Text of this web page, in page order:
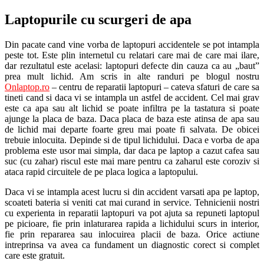
Laptopurile cu scurgeri de apa
Din pacate cand vine vorba de laptopuri accidentele se pot intampla
peste tot. Este plin internetul cu relatari care mai de care mai ilare,
dar rezultatul este acelasi: laptopuri defecte din cauza ca au „baut”
prea mult lichid. Am scris in alte randuri pe blogul nostru
Onlaptop.ro – centru de reparatii laptopuri – cateva sfaturi de care sa
tineti cand si daca vi se intampla un astfel de accident. Cel mai grav
este ca apa sau alt lichid se poate infiltra pe la tastatura si poate
ajunge la placa de baza. Daca placa de baza este atinsa de apa sau
de lichid mai departe foarte greu mai poate fi salvata. De obicei
trebuie inlocuita. Depinde si de tipul lichidului. Daca e vorba de apa
problema este usor mai simpla, dar daca pe laptop a cazut cafea sau
suc (cu zahar) riscul este mai mare pentru ca zaharul este coroziv si
ataca rapid circuitele de pe placa logica a laptopului.
Daca vi se intampla acest lucru si din accident varsati apa pe laptop,
scoateti bateria si veniti cat mai curand in service. Tehnicienii nostri
cu experienta in reparatii laptopuri va pot ajuta sa repuneti laptopul
pe picioare, fie prin inlaturarea rapida a lichidului scurs in interior,
fie prin repararea sau inlocuirea placii de baza. Orice actiune
intreprinsa va avea ca fundament un diagnostic corect si complet
care este gratuit.